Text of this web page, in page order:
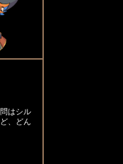
はシル
、どん